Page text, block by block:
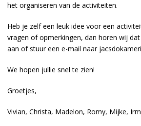
het organiseren van de activiteiten.
Heb je zelf een leuk idee voor een
vragen of opmerkingen, dan horen wij dat
aan of stuur een e-mail naar
We hopen jullie snel te zien!
Groetjes,
Vivian, Christa, Madelon, Romy, Mijke,